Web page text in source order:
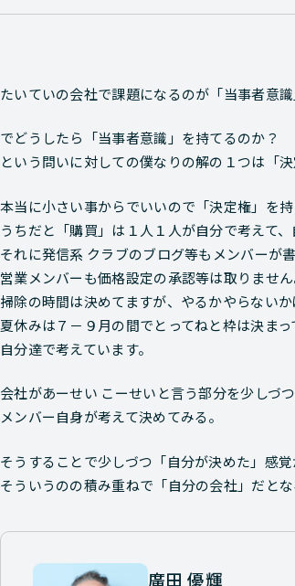
たいていの会社で課題になるのが「当事者意識
でどうしたら「当事者意識」を持てるのか？
という問いに対しての僕なりの解の１つは「
本当に小さい事からでいいので「決定権」を持
うちだと「購買」は１人１人が自分で考えて、
それに発信系 クラブのブログ等もメンバーが
営業メンバーも価格設定の承認等は取りません
掃除の時間は決めてますが、やるかやらないか
夏休みは７－９月の間でとってねと枠は決ま
自分達で考えています。
会社があーせい こーせいと言う部分を少しづ
メンバー自身が考えて決めてみる。
そうすることで少しづつ「自分が決めた」感
そういうのの積み重ねで「自分の会社」だとな
廣田 優輝